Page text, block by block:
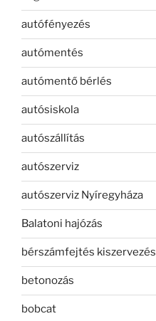
autófényezés
autómentés
autómentő bérlés
autósiskola
autószállítás
autószerviz
autószerviz Nyíregyháza
Balatoni hajózás
bérszámfejtés kiszervezés
betonozás
bobcat